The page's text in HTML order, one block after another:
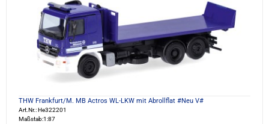
THW Frankfurt/M. MB Actros WL-LKW mit Abrollflat #Neu V#
Art.Nr.: He322201
Maßstab:1:87